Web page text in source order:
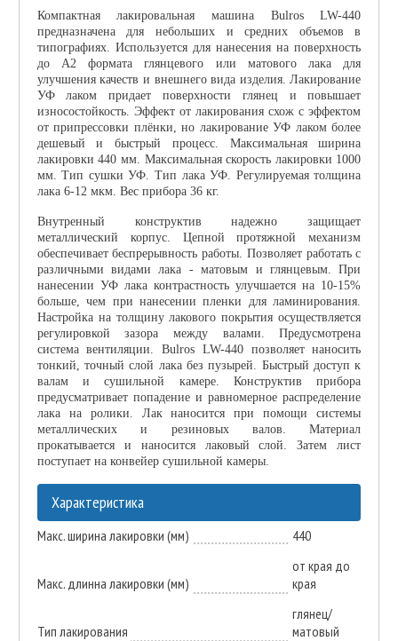
Компактная лакировальная машина Bulros LW-440
предназначена для небольших и средних объемов в
типографиях. Используется для нанесения на поверхность
до А2 формата глянцевого или матового лака для
улучшения качеств и внешнего вида изделия. Лакирование
УФ лаком придает поверхности глянец и повышает
износостойкость. Эффект от лакирования схож с эффектом
от припрессовки плёнки, но лакирование УФ лаком более
дешевый и быстрый процесс. Максимальная ширина
лакировки 440 мм. Максимальная скорость лакировки 1000
мм. Тип сушки УФ. Тип лака УФ. Регулируемая толщина
лака 6-12 мкм. Вес прибора 36 кг.
Внутренный конструктив надежно защищает
металлический корпус. Цепной протяжной механизм
обеспечивает беспрерывность работы. Позволяет работать с
различными видами лака - матовым и глянцевым. При
нанесении УФ лака контрастность улучшается на 10-15%
больше, чем при нанесении пленки для ламинирования.
Настройка на толщину лакового покрытия осуществляется
регулировкой зазора между валами. Предусмотрена
система вентиляции. Bulros LW-440 позволяет наносить
тонкий, точный слой лака без пузырей. Быстрый доступ к
валам и сушильной камере. Конструктив прибора
предусматривает попадение и равномерное распределение
лака на ролики. Лак наносится при помощи системы
металлических и резиновых валов. Материал
прокатывается и наносится лаковый слой. Затем лист
поступает на конвейер сушильной камеры.
Характеристика
Макс. ширина лакировки (мм) 440
Макс. длинна лакировки (мм)
от края до
края
Тип лакирования
глянец/
матовый